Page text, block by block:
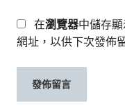
在瀏覽器中儲存
網址，以供下次發佈